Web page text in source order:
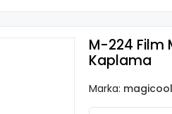
M-224 Film
Kaplama
Marka: magicool